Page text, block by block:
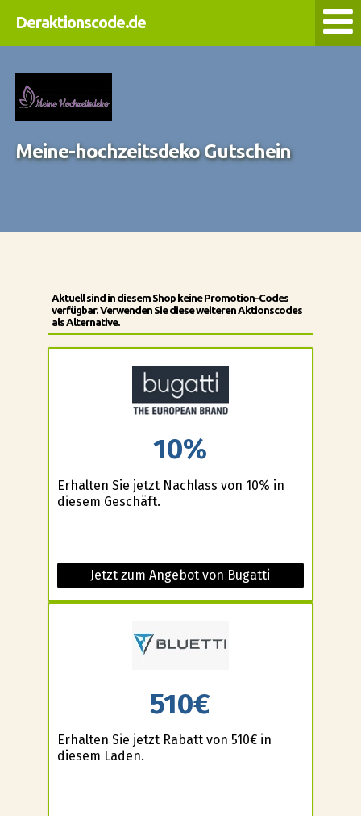
Deraktionscode.de
Meine-hochzeitsdeko Gutschein
Aktuell sind in diesem Shop keine Promotion-Codes
verfügbar. Verwenden Sie diese weiteren Aktionscodes
als Alternative.
10%
Erhalten Sie jetzt Nachlass von 10% in
diesem Geschäft.
Jetzt zum Angebot von Bugatti
510€
Erhalten Sie jetzt Rabatt von 510€ in
diesem Laden.